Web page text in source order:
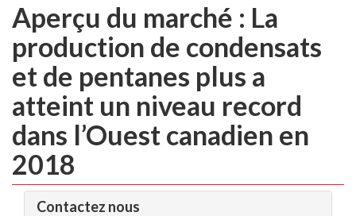
Aperçu du marché : La
production de condensats
et de pentanes plus a
atteint un niveau record
dans l’Ouest canadien en
2018
Contactez nous